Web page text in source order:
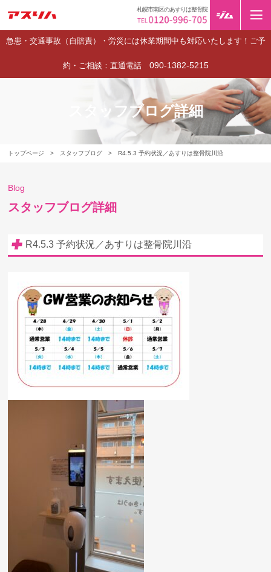
急患・交通事故（自賠責）・労災には休業期間中も対応いたします！ご予
約・ご相談：直通電話 090-1382-5215
札幌市南区のあすりは整骨院
トップページ > スタッフブログ > R4.5.3 予約状況／あすりは整骨院川沿
スタッフブログ詳細
Blog
スタッフブログ詳細
R4.5.3 予約状況／あすりは整骨院川沿